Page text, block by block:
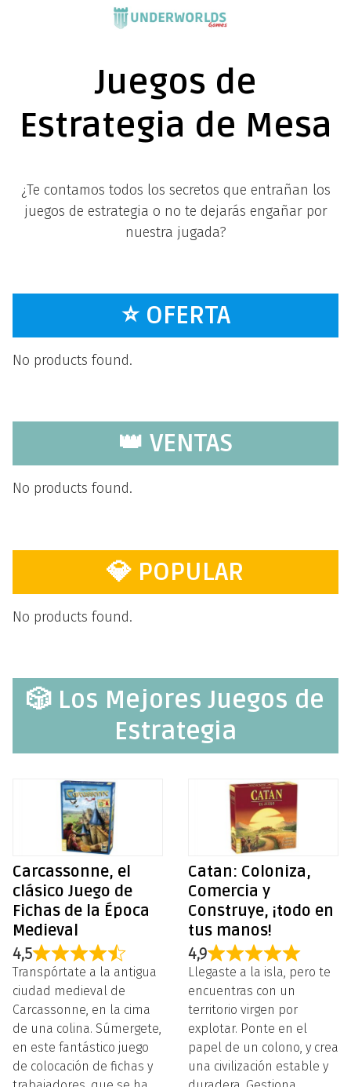
Juegos de
Estrategia de Mesa
¿Te contamos todos los secretos que entrañan los
juegos de estrategia o no te dejarás engañar por
nuestra jugada?
⭐ OFERTA
No products found.
👑 VENTAS
No products found.
💎 POPULAR
No products found.
🎲 Los Mejores Juegos de
Estrategia
Carcassonne, el
clásico Juego de
Fichas de la Época
Medieval
4,5
Transpórtate a la antigua
ciudad medieval de
Carcassonne, en la cima
de una colina. Súmergete,
en este fantástico juego
de colocación de fichas y
Catan: Coloniza,
Comercia y
Construye, ¡todo en
tus manos!
4,9
Llegaste a la isla, pero te
encuentras con un
territorio virgen por
explotar. Ponte en el
papel de un colono, y crea
una civilización estable y